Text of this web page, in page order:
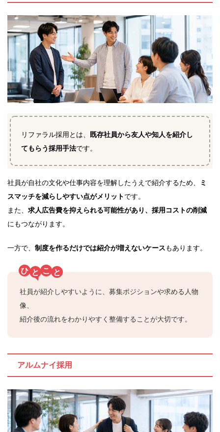
リファラル採用とは、 既存社員から友人や知人を紹介し
てもらう採用手法です。
社員が自社の文化や仕事内容を理解したうえで紹介するため、
ミ
スマッチを減らしやすい点がメリットです。
また、 求人広告費を抑えられる可能性があり、採用コストの削減
にもつながります。
一方で、 制度を作るだけでは紹介が増えないケースもあります。
ひ と こ と
社員が紹介しやすいように、募集ポジションや求める人物
像、
紹介後の流れをわかりやすく整備することが大切です。
アルムナイ採用